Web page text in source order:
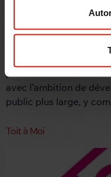
place d’ateliers « Arts
avec l’ambition de
public plus large, y
Toit à Moi